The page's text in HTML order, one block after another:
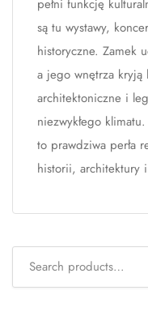
pełni funkcję
są tu wystawy,
historyczne. Zamek
a jego wnętrza kryją
architektoniczne i
niezwykłego
to prawdziwa perła
historii, architektury